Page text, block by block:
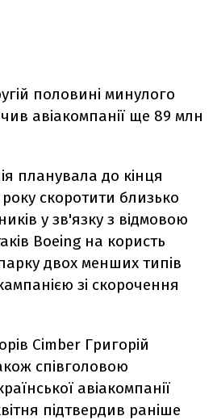
половині минулого
авіакомпанії ще 89 млн
планувала до кінця
скоротити близько
у зв'язку з відмовою
Boeing на користь
двох менших типів
зі скорочення
Cimber Григорій
співголовою
авіакомпанії
підтвердив раніше